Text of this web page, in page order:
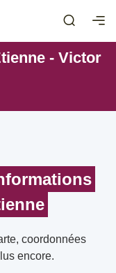
- Victor
coordonnées
encore.